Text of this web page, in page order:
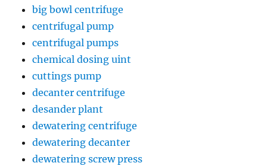
big bowl centrifuge
centrifugal pump
centrifugal pumps
chemical dosing uint
cuttings pump
decanter centrifuge
desander plant
dewatering centrifuge
dewatering decanter
dewatering screw press